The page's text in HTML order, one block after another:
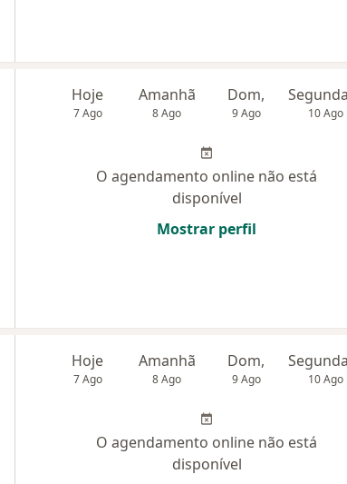
Hoje
7 Ago
Amanhã
8 Ago
Dom,
9 Ago 10 Ago
O agendamento online não está
disponível
Mostrar perfil
Hoje
7 Ago
Amanhã
8 Ago
Dom,
9 Ago 10 Ago
O agendamento online não está
disponível